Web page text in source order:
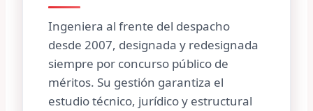
Ingeniera al frente del despacho
desde 2007, designada y redesignada
siempre por concurso público de
méritos. Su gestión garantiza el
estudio técnico, jurídico y estructural